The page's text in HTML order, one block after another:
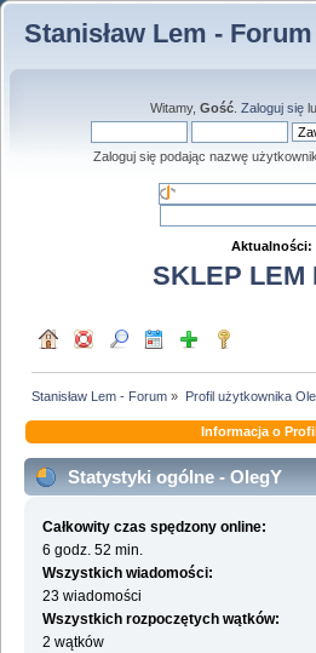
Stanisław Lem - Forum
Witamy, Gość. Zaloguj się
Zaloguj się podając nazwę
Aktualności:
SKLEP LEM
Stanisław Lem - Forum » Profil użytkownika
Informacja o
Statystyki ogólne - OlegY
Całkowity czas spędzony online:
6 godz. 52 min.
Wszystkich wiadomości:
23 wiadomości
Wszystkich rozpoczętych wątków:
2 wątków